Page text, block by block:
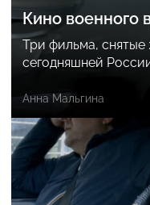
Кино военного
Три фильма,
сегодняшней
Анна Мальгина